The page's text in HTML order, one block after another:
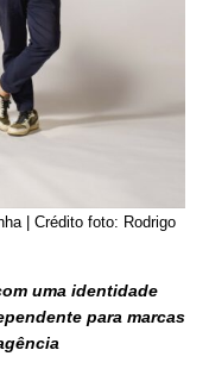
| Crédito foto: Rodrigo
uma identidade
para marcas